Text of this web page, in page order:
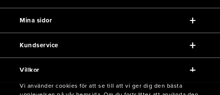
Mina sidor
Kundservice
Villkor
Vi använder cookies för att se till att vi ger dig den bästa